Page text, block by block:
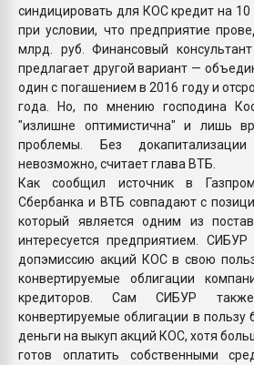
синдицировать для КОС кредит на 10
при условии, что предприятие
млрд. руб. Финансовый
предлагает другой вариант —
один с погашением в 2016 году и
года. Но, по мнению господина
"излишне оптимистична" и лишь
проблемы. Без
невозможно, считает глава ВТБ.
Как сообщил источник в
Сбербанка и ВТБ совпадают с
который является одним из
интересуется предприятием. СИБУР
допэмиссию акций КОС в свою
конвертируемые облигации
кредиторов. Сам СИБУР
конвертируемые облигации в пользу
деньги на выкуп акций КОС, хотя
готов оплатить собственными